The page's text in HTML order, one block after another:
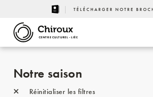
TÉLÉCHARGER NOTRE
CENTRE CULTUREL - LIÈGE
Notre saison
Réinitialiser les filtres